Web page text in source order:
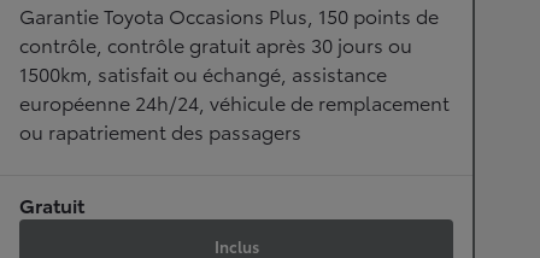
Garantie Toyota Occasions Plus, 150 points de
contrôle, contrôle gratuit après 30 jours ou
1500km, satisfait ou échangé, assistance
européenne 24h/24, véhicule de remplacement
ou rapatriement des passagers
Gratuit
Inclus